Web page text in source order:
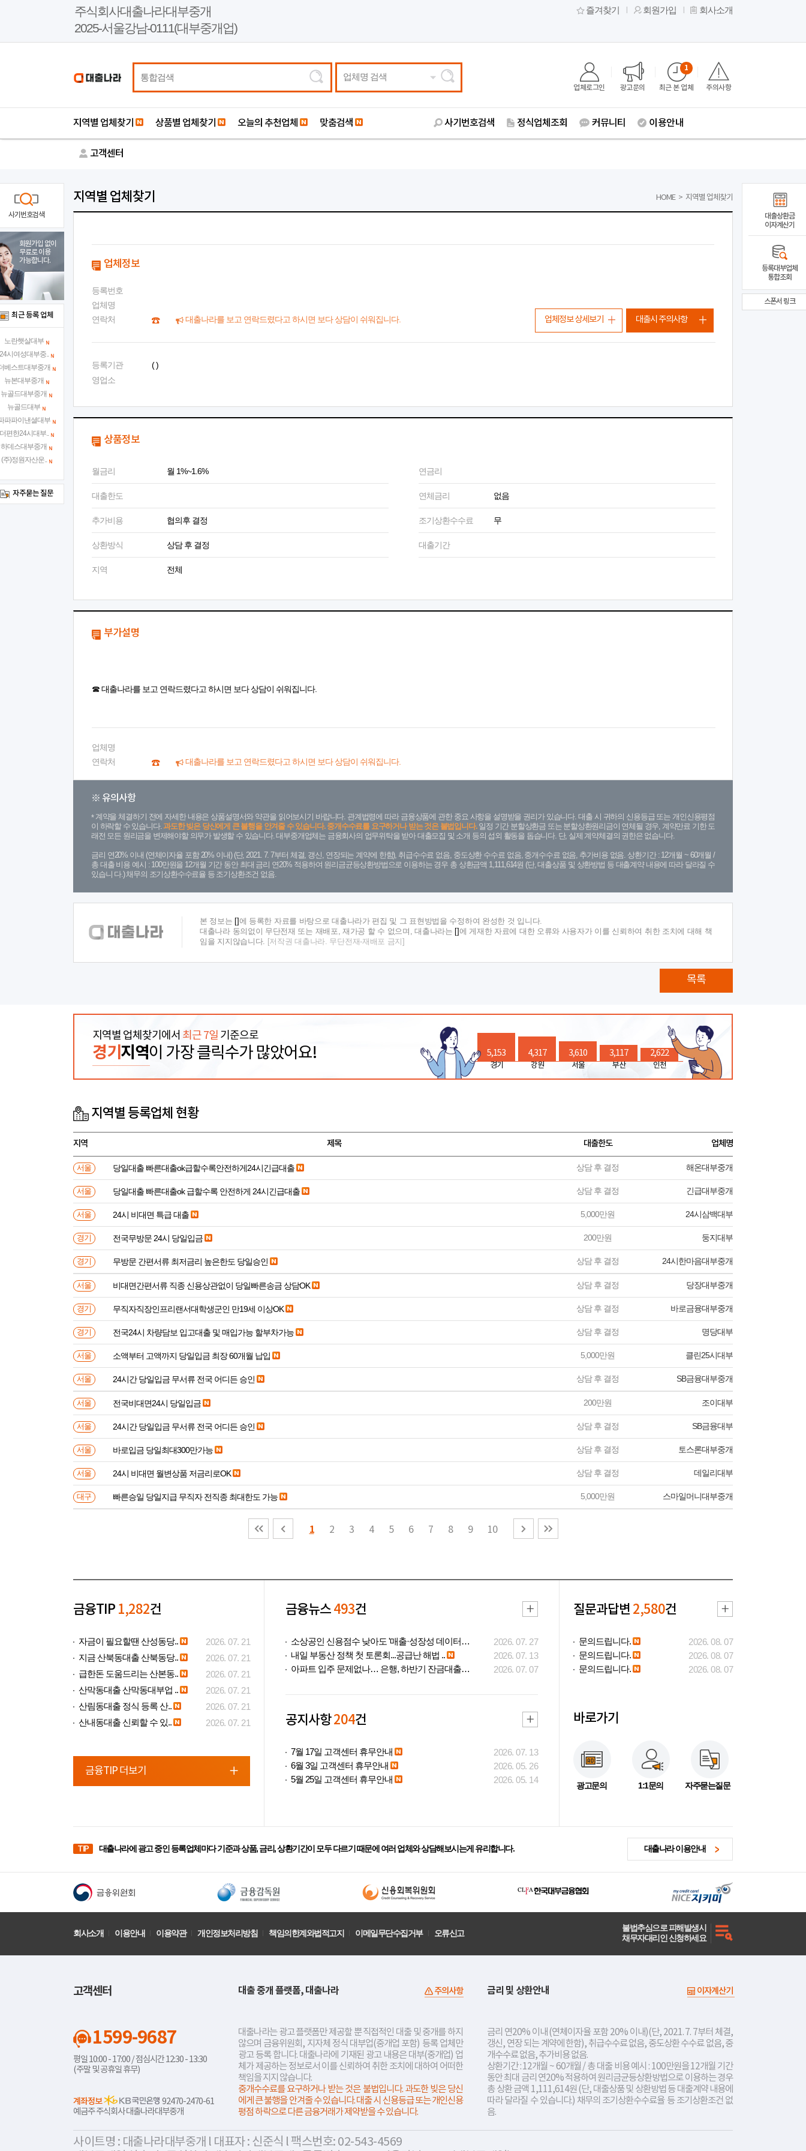
주식회사대출나라대부중개
2025-서울강남-0111(대부중개업)
즐겨찾기 회원가입 회사소개
업체명 검색
업체로그인 광고문의 최근 본 업체
1
주의사항
지역별 업체찾기 상품별 업체찾기 오늘의 추천업체 맞춤검색 사기번호검색 정식업체조회 커뮤니티 이용안내
고객센터
지역별 업체찾기 HOME > 지역별 업체찾기
업체정보
등록번호
업체명
연락처
대출나라를 보고 연락드렸다고 하시면 보다 상담이 쉬워집니다.
등록기관
( )
영업소
업체정보 상세보기 대출시 주의사항
상품정보
월금리 월 1%~1.6% 연금리
대출한도 연체금리 없음
추가비용 협의후 결정 조기상환수수료 무
상환방식 상담 후 결정 대출기간
지역 전체
부가설명
☎ 대출나라를 보고 연락드렸다고 하시면 보다 상담이 쉬워집니다.
업체명
연락처
대출나라를 보고 연락드렸다고 하시면 보다 상담이 쉬워집니다.
※ 유의사항
계약을 체결하기 전에 자세한 내용은 상품설명서와 약관을 읽어보시기 바랍니다. 관계법령에 따라 금융상품에 관한 중요 사항을 설명받을 권리가 있습니다. 대출 시 귀하의 신용등급 또는 개인신용평점
이 하락할 수 있습니다.과도한 빚은 당신에게 큰 불행을 안겨줄 수 있습니다. 중개수수료를 요구하거나 받는 것은 불법입니다.일정 기간 분할상환금 또는 분할상환원리금이 연체될 경우, 계약만료 기한 도
래전 모든 원리금을 변제해야할 의무가 발생할 수 있습니다. 대부중개업체는 금융회사의 업무위탁을 받아 대출모집 및 소개 등의 섭외 활동을 돕습니다. 단, 실제 계약체결의 권한은 없습니다.
금리 연20% 이내 (연체이자율 포함 20% 이내) (단, 2021. 7. 7부터 체결, 갱신, 연장되는 계약에 한함), 취급수수료 없음, 중도상환 수수료 없음, 중개수수료 없음, 추가비용 없음. 상환기간 : 12개월 ~ 60개월 /
총 대출 비용 예시 : 100만원을 12개월 기간 동안 최대 금리 연20% 적용하여 원리금균등상환방법으로 이용하는 경우 총 상환금액 1,111,614원 (단, 대출상품 및 상환방법 등 대출계약 내용에 따라 달라질 수
있습니 다.) 채무의 조기상환수수료율 등 조기상환조건 없음.
본 정보는
에 등록한 자료를 바탕으로 대출나라가 편집 및 그 표현방법을 수정하여 완성한 것 입니다.
대출나라 동의없이 무단전재 또는 재배포, 재가공 할 수 없으며, 대출나라는
에 게재한 자료에 대한 오류와 사용자가 이를 신뢰하여 취한 조치에 대해 책
임을 지지않습니다.
[저작권 대출나라. 무단전재-재배포 금지]
목록
지역별 업체찾기에서 최근 7일 기준으로
경기 지역이 가장 클릭수가 많았어요! 5,153
경기
4,317
강원
3,610
서울
3,117
부산
2,622
인천
지역별 등록업체 현황
지역 제목 대출한도 업체명
서울 당일대출 빠른대출ok급할수록안전하게24시긴급대출 상담 후 결정 해온대부중개
서울 당일대출 빠른대출ok 급할수록 안전하게 24시긴급대출 상담 후 결정 긴급대부중개
서울 24시 비대면 특급 대출 5,000만원 24시삼백대부
경기 전국무방문 24시 당일입금 200만원 둥지대부
경기 무방문 간편서류 최저금리 높은한도 당일승인 상담 후 결정 24시한마음대부중개
서울 비대면간편서류 직종 신용상관없이 당일빠른송금 상담OK 상담 후 결정 당장대부중개
경기 무직자직장인프리랜서대학생군인 만19세 이상OK 상담 후 결정 바로금융대부중개
경기 전국24시 차량담보 입고대출 및 매입가능 할부차가능 상담 후 결정 명당대부
서울 소액부터 고액까지 당일입금 최장 60개월 납입 5,000만원 클린25시대부
서울 24시간 당일입금 무서류 전국 어디든 승인 상담 후 결정 SB금융대부중개
서울 전국비대면24시 당일입금 200만원 조이대부
서울 24시간 당일입금 무서류 전국 어디든 승인 상담 후 결정 SB금융대부
서울 바로입금 당일최대300만가능 상담 후 결정 토스론대부중개
서울 24시 비대면 월변상품 저금리로OK 상담 후 결정 데일리대부
대구 빠른승일 당일지급 무직자 전직종 최대한도 가능 5,000만원 스마일머니대부중개
1 2 3 4 5 6 7 8 9 10
사기번호검색
회원가입 없이
무료로 이용
가능합니다.
최근 등록 업체
노란햇살대부
시여성대부중..
베스트대부중개
뉴본대부중개
뉴골드대부중개
뉴골드대부
파파이낸셜대부
편한24시대부..
하데스대부중개
(주)정원자산운..
자주묻는 질문
대출상환금
이자계산기
등록대부업체
통합조회
스폰서 링크
금융TIP 1,282건
자금이 필요할땐 산성동당..
2026. 07. 21
지금 산북동대출 산북동당..
2026. 07. 21
급한돈 도움드리는 산본동..
2026. 07. 21
산막동대출 산막동대부업 ..
2026. 07. 21
산림동대출 정식 등록 산..
2026. 07. 21
산내동대출 신뢰할 수 있..
2026. 07. 21
금융TIP 더보기
금융뉴스493건
소상공인 신용점수 낮아도 '매출·성장성 데이터..
2026. 07. 27
내일 부동산 정책 첫 토론회...공급난 해법 ..
2026. 07. 13
아파트 입주 문제없나… 은행, 하반기 잔금대출..
2026. 07. 07
공지사항204건
7월 17일 고객센터 휴무안내
2026. 07. 13
6월 3일 고객센터 휴무안내
2026. 05. 26
5월 25일 고객센터 휴무안내
2026. 05. 14
질문과답변 2,580건
문의드립니다.
2026. 08. 07
문의드립니다.
2026. 08. 07
문의드립니다.
2026. 08. 07
바로가기
광고문의 1:1문의 자주묻는질문
TIP 대출나라에 광고 중인 등록업체마다 기준과 상품, 금리, 상환기간이 모두 다르기 때문에 여러 업체와 상담해보시는게 유리합니다. 대출나라 이용안내
회사소개 이용안내 이용약관 개인정보처리방침 책임의한계와법적고지 이메일무단수집거부 오류신고
불법추심으로 피해발생시
채무자대리인 신청하세요
고객센터
1599-9687
평일 10:00 - 17:00 / 점심시간 12:30 - 13:30
(주말 및 공휴일 휴무)
계좌정보
92470-2470-61
예금주 주식회사 대출나라대부중개
대출 중개 플랫폼, 대출나라 주의사항
대출나라는 광고 플랫폼만 제공할 뿐 직접적인 대출 및 중개를 하지
않으며 금융위원회, 지자체 정식 대부업(중개업 포함) 등록 업체만
광고 등록 합니다. 대출나라에 기재된 광고 내용은 대부(중개업) 업
체가 제공하는 정보로서 이를 신뢰하여 취한 조치에 대하여 어떠한
책임을 지지 않습니다.
중개수수료를 요구하거나 받는 것은 불법입니다. 과도한 빚은 당신
에게 큰 불행을 안겨줄 수 있습니다. 대출 시 신용등급 또는 개인신용
평점 하락으로 다른 금융거래가 제약받을 수 있습니다.
금리 및 상환안내 이자계산기
금리 연20% 이내 (연체이자율 포함 20% 이내)(단, 2021. 7. 7부터 체결,
갱신, 연장 되는 계약에 한함), 취급수수료 없음, 중도상환 수수료 없음, 중
개수수료 없음, 추가비용 없음.
상환기간 : 12개월 ~ 60개월 / 총 대출 비용 예시 : 100만원을 12개월 기간
동안 최대 금리 연20% 적용하여 원리금균등상환방법으로 이용하는 경우
총 상환 금액 1,111,614원 (단, 대출상품 및 상환방법 등 대출계약 내용에
따라 달라질 수 있습니다.) 채무의 조기상환수수료율 등 조기상환조건 없
음.
사이트명 : 대출나라대부중개 l 대표자 : 신준식 l 팩스번호: 02-543-4569